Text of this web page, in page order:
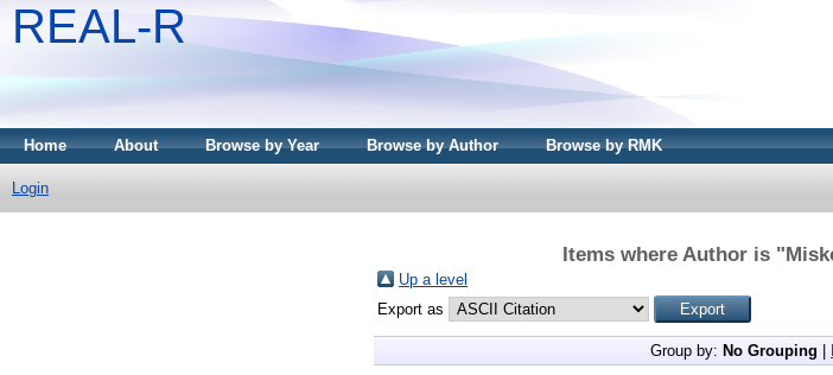
REAL-R
Home About Browse by Year Browse by Author Browse by RMK
Login
Items where Author is "
Up a level
Export as
Group by: No Grouping